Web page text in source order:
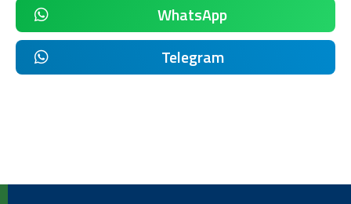
WhatsApp
Telegram